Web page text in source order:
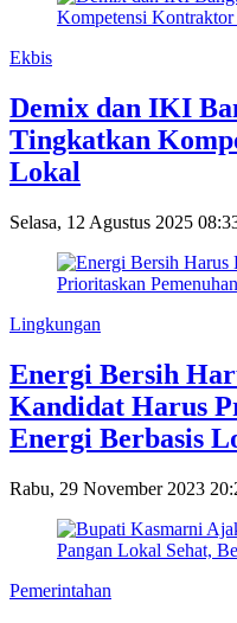
Ekbis
Demix dan IKI
Tingkatkan
Lokal
Selasa, 12 Agustus 2025
Lingkungan
Energi Bersih
Kandidat Harus
Energi Berbasis
Rabu, 29 November 2023
Pemerintahan